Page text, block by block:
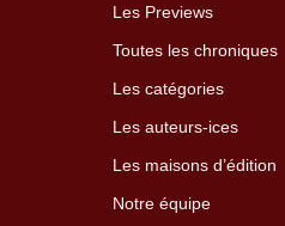
Les Previews
Toutes les chroniques
Les catégories
Les auteurs-ices
Les maisons d’édition
Notre équipe